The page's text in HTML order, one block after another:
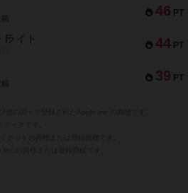
46 PT
44 PT
イト
39 PT